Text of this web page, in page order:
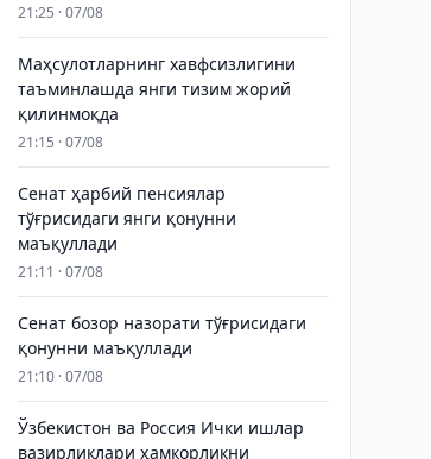
21:25 · 07/08
Маҳсулотларнинг хавфсизлигини
таъминлашда янги тизим жорий
қилинмоқда
21:15 · 07/08
Сенат ҳарбий пенсиялар
тўғрисидаги янги қонунни
маъқуллади
21:11 · 07/08
Сенат бозор назорати тўғрисидаги
қонунни маъқуллади
21:10 · 07/08
Ўзбекистон ва Россия Ички ишлар
вазирликлари ҳамкорликни